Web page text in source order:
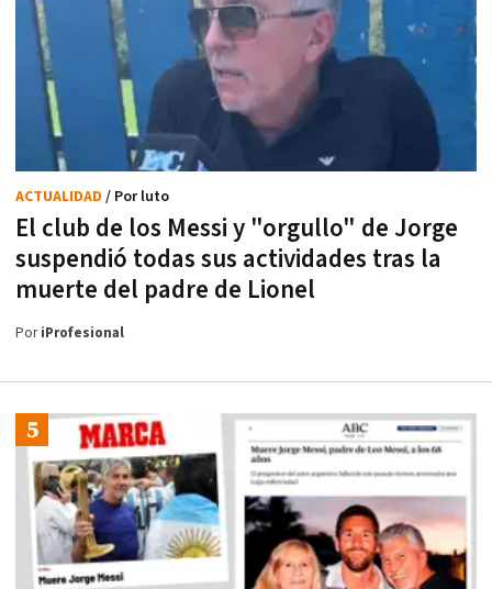
El club de los Messi y "orgullo" de Jorge
suspendió todas sus actividades tras la
muerte del padre de Lionel
ACTUALIDAD / Por luto
PoriProfesional